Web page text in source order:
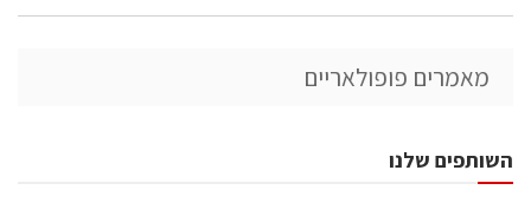
מאמרים פופולאריים
השותפים שלנו